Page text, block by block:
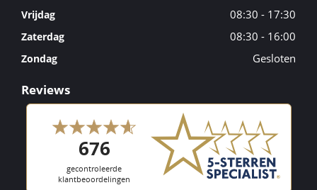
Vrijdag 08:30 - 17:30
Zaterdag 08:30 - 16:00
Zondag Gesloten
Reviews